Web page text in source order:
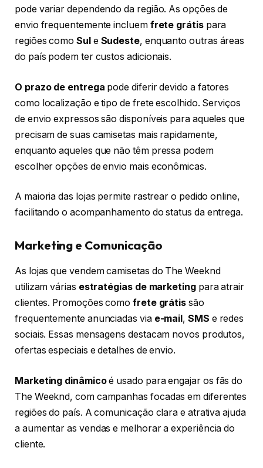
pode variar dependendo da região. As opções de
envio frequentemente incluem frete grátispara
regiões como Sule Sudeste, enquanto outras áreas
do país podem ter custos adicionais.
O prazo de entrega pode diferir devido a fatores
como localização e tipo de frete escolhido. Serviços
de envio expressos são disponíveis para aqueles que
precisam de suas camisetas mais rapidamente,
enquanto aqueles que não têm pressa podem
escolher opções de envio mais econômicas.
A maioria das lojas permite rastrear o pedido online,
facilitando o acompanhamento do status da entrega.
Marketing e Comunicação
As lojas que vendem camisetas do The Weeknd
utilizam várias estratégias de marketingpara atrair
clientes. Promoções comofrete grátis são
frequentemente anunciadas via e-mail , SMS e redes
sociais. Essas mensagens destacam novos produtos,
ofertas especiais e detalhes de envio.
Marketing dinâmicoé usado para engajar os fãs do
The Weeknd, com campanhas focadas em diferentes
regiões do país. A comunicação clara e atrativa ajuda
a aumentar as vendas e melhorar a experiência do
cliente.